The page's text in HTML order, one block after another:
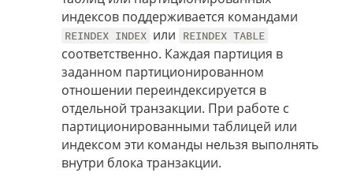
индексов поддерживается командами
REINDEX INDEX или REINDEX TABLE
соответственно. Каждая партиция в
заданном партиционированном
отношении переиндексируется в
отдельной транзакции. При работе с
партиционированными таблицей или
индексом эти команды нельзя выполнять
внутри блока транзакции.